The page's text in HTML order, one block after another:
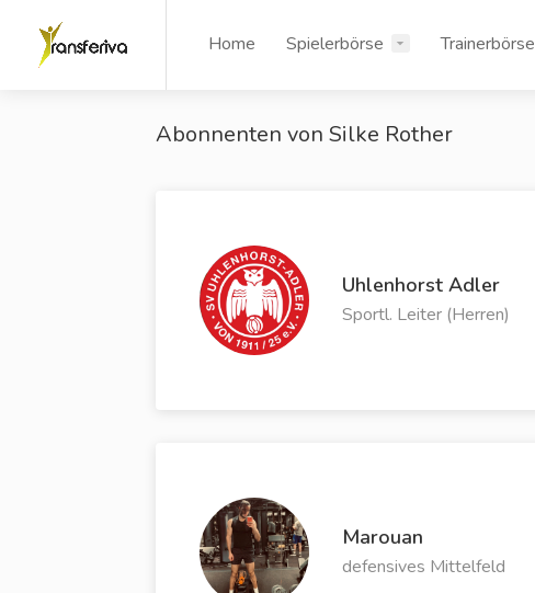
Home Spielerbörse Trainerbörse
Abonnenten von Silke Rother
Uhlenhorst Adler
Sportl. Leiter (Herren)
Marouan
defensives Mittelfeld